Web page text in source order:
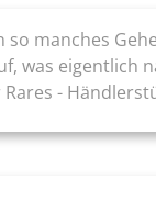
so manches
was eigentlich
-